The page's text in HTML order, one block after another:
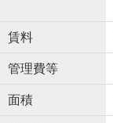
賃料
管理費等
面積